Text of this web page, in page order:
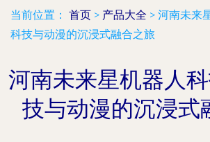
当前位置： 首页 > 产品大全 > 河南未来
科技与动漫的沉浸式融合之旅
河南未来星机器人
技与动漫的沉浸式